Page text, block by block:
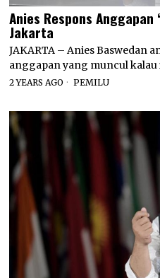
Anies Respons Anggapan
Jakarta
JAKARTA – Anies Baswedan
anggapan yang muncul
2 YEARS AGO PEMILU